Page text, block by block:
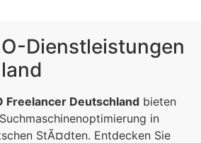
Dienstleistungen
Freelancer Deutschland bieten
in
StÃ¤dten. Entdecken Sie